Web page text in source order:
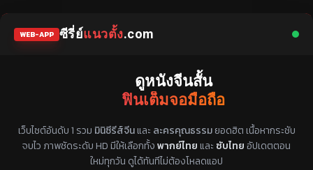
WEB-APP ซีรี่ย์แนวตั้ง.com
ดูหนังจีนสั้น
ฟินเต็มจอมือถือ
แหล่งรวมซีรี่ย์จีนแนวตั้ง พากย์ไทย ซับไทย
เว็บไซต์อันดับ 1 รวม มินิซีรีส์จีนและ ละครคุณธรรมยอดฮิต เนื้อหากระชับ
จบไว ภาพชัดระดับ HD มีให้เลือกทั้งพากย์ไทยและ ซับไทยอัปเดตตอน
ใหม่ทุกวัน ดูได้ทันทีไม่ต้องโหลดแอป